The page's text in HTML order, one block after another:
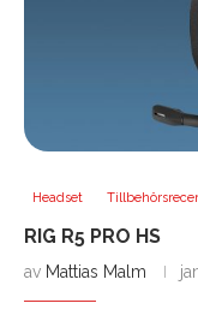
Headset
RIG R5 PRO HS
av Mattias Malm